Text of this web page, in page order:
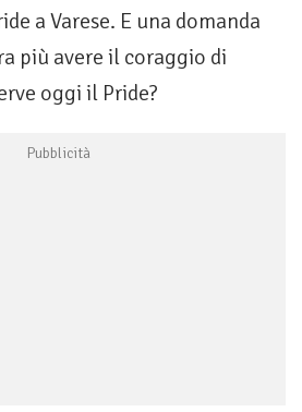
a Varese. E una domanda
più avere il coraggio di
oggi il Pride?